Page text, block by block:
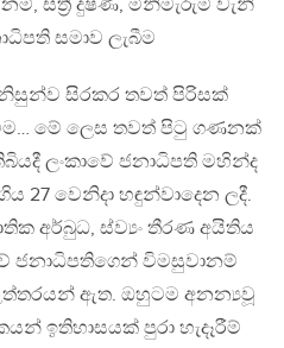
ස්ත්‍රී දුෂණ, මිනිමැරුම් වැනි
සමාව ලැබීම
සිරකර තවත් පිරිසක්
මේ ලෙස තවත් පිටු ගණනක්
ලංකාවේ ජනාධිපති මහින්ද
27 වෙනිදා හඳුන්වාදෙන ලදී.
අර්බුධ, ස්ව්‍යං තීරණ අයිතිය
ජනාධිපතිගෙන් විමසුවානම්
ඇත. ඔහුටම අනන්‍යවූ
ඉතිහාසයක් පුරා හැදෑරීම්